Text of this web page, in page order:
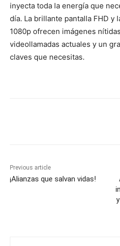
inyecta toda la energía que
día. La brillante pantalla FHD y
1080p ofrecen imágenes
videollamadas actuales y un
claves que necesitas.
Previous article
¡Alianzas que salvan vidas!